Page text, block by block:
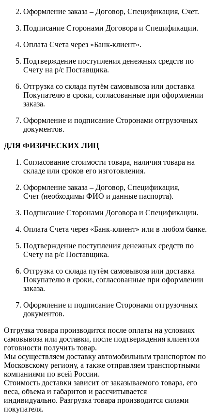
Оформление заказа – Договор, Спецификация, Счет.
Подписание Сторонами Договора и Спецификации.
Оплата Счета через «Банк-клиент».
Подтверждение поступления денежных средств по
Счету на р/с Поставщика.
Отгрузка со склада путём самовывоза или доставка
Покупателю в сроки, согласованные при оформлении
заказа.
Оформление и подписание Сторонами отгрузочных
документов.
ДЛЯ ФИЗИЧЕСКИХ ЛИЦ
Согласование стоимости товара, наличия товара на
складе или сроков его изготовления.
Оформление заказа – Договор, Спецификация,
Счет (необходимы ФИО и данные паспорта).
Подписание Сторонами Договора и Спецификации.
Оплата Счета через «Банк-клиент» или в любом банке.
Подтверждение поступления денежных средств по
Счету на р/с Поставщика.
Отгрузка со склада путём самовывоза или доставка
Покупателю в сроки, согласованные при оформлении
заказа.
Оформление и подписание Сторонами отгрузочных
документов.
Отгрузка товара производится после оплаты на условиях
самовывоза или доставки, после подтверждения клиентом
готовности получить товар.
Мы осуществляем доставку автомобильным транспортом по
Московскому региону, а также отправляем транспортными
компаниями по всей России.
Стоимость доставки зависит от заказываемого товара, его
веса, объема и габаритов и рассчитывается
индивидуально. Разгрузка товара производится силами
покупателя.